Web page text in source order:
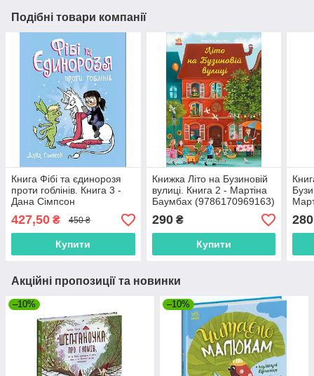
Подібні товари компанії
Книга Фібі та єдинорозя
проти гоблінів. Книга 3 -
Дана Сімпсон
(9786170974549)
427,50 ₴ 450 ₴
Купити
Книжка Літо на Бузиновій
вулиці. Книга 2 - Мартіна
Баумбах (9786170969163)
290₴
Купити
280
Акційні пропозиції та новинки
–10% –10%